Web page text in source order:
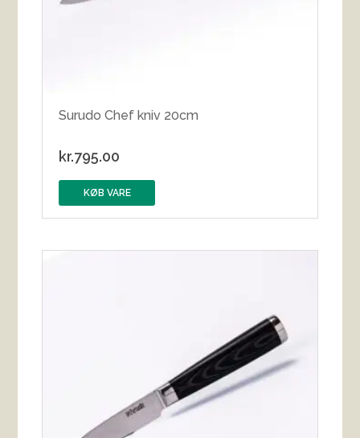
Surudo Chef kniv 20cm
kr.795.00
KØB VARE